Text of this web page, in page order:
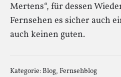
Mertens“, für dessen
Fernsehen es sicher auch
auch keinen guten.
Kategorie:Blog, Fernsehblog